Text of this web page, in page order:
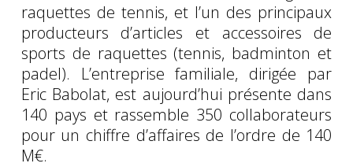
raquettes de tennis, et l’un des principaux
producteurs d’articles et accessoires de
sports de raquettes (tennis, badminton et
padel). L’entreprise familiale, dirigée par
Eric Babolat, est aujourd’hui présente dans
140 pays et rassemble 350 collaborateurs
pour un chiffre d’affaires de l’ordre de 140
M€.